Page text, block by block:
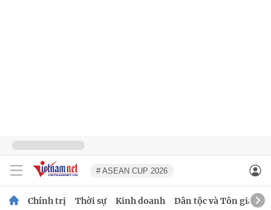
# ASEAN CUP 2026
Chính trị Thời sự Kinh doanh Dân tộc và Tôn giáo